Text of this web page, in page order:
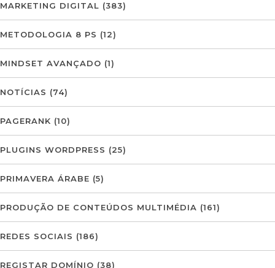
MARKETING DIGITAL (383)
METODOLOGIA 8 PS (12)
MINDSET AVANÇADO (1)
NOTÍCIAS (74)
PAGERANK (10)
PLUGINS WORDPRESS (25)
PRIMAVERA ÁRABE (5)
PRODUÇÃO DE CONTEÚDOS MULTIMÉDIA (161)
REDES SOCIAIS (186)
REGISTAR DOMÍNIO (38)